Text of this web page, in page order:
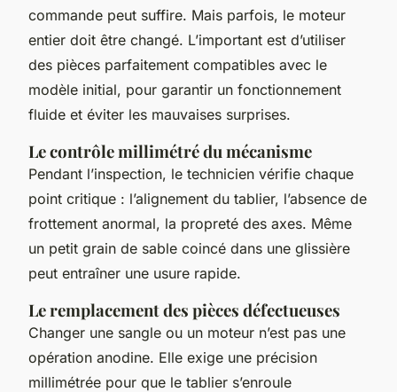
commande peut suffire. Mais parfois, le moteur
entier doit être changé. L’important est d’utiliser
des pièces parfaitement compatibles avec le
modèle initial, pour garantir un fonctionnement
fluide et éviter les mauvaises surprises.
Le contrôle millimétré du mécanisme
Pendant l’inspection, le technicien vérifie chaque
point critique : l’alignement du tablier, l’absence de
frottement anormal, la propreté des axes. Même
un petit grain de sable coincé dans une glissière
peut entraîner une usure rapide.
Le remplacement des pièces défectueuses
Changer une sangle ou un moteur n’est pas une
opération anodine. Elle exige une précision
millimétrée pour que le tablier s’enroule